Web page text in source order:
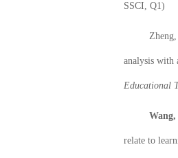
SSCI, Q1)
analysis with
Educational
Wang,
relate to